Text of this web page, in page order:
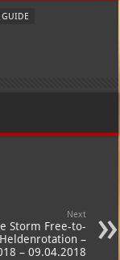
GUIDE
Next
Storm Free-to-
–
– 09.04.2018